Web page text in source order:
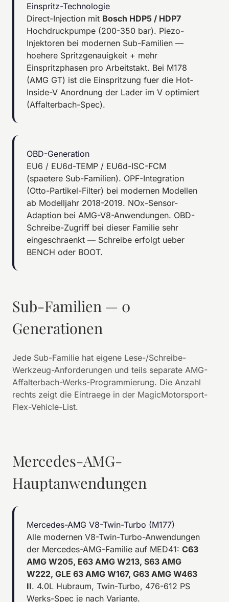
Einspritz-Technologie
Direct-Injection mit Bosch HDP5 / HDP7
Hochdruckpumpe (200-350 bar). Piezo-
Injektoren bei modernen Sub-Familien —
hoehere Spritzgenauigkeit + mehr
Einspritzphasen pro Arbeitstakt. Bei M178
(AMG GT) ist die Einspritzung fuer die Hot-
Inside-V Anordnung der Lader im V optimiert
(Affalterbach-Spec).
OBD-Generation
EU6 / EU6d-TEMP / EU6d-ISC-FCM
(spaetere Sub-Familien). OPF-Integration
(Otto-Partikel-Filter) bei modernen Modellen
ab Modelljahr 2018-2019. NOx-Sensor-
Adaption bei AMG-V8-Anwendungen. OBD-
Schreibe-Zugriff bei dieser Familie sehr
eingeschraenkt — Schreibe erfolgt ueber
BENCH oder BOOT.
Sub-Familien — 0
Generationen
Jede Sub-Familie hat eigene Lese-/Schreibe-
Werkzeug-Anforderungen und teils separate AMG-
Affalterbach-Werks-Programmierung. Die Anzahl
rechts zeigt die Eintraege in der MagicMotorsport-
Flex-Vehicle-List.
Mercedes-AMG-
Hauptanwendungen
Mercedes-AMG V8-Twin-Turbo (M177)
Alle modernen V8-Twin-Turbo-Anwendungen
der Mercedes-AMG-Familie auf MED41: C63
AMG W205, E63 AMG W213, S63 AMG
W222, GLE 63 AMG W167, G63 AMG W463
II. 4.0L Hubraum, Twin-Turbo, 476-612 PS
Werks-Spec je nach Variante.